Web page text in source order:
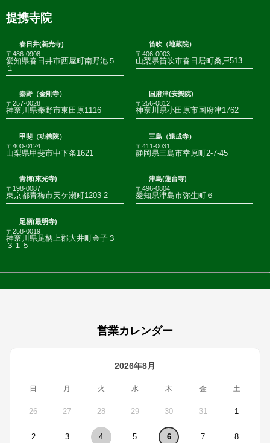
提携寺院
春日井(新光寺)
〒486-0908
愛知県春日井市西屋町南野池５
１
笛吹（地蔵院）
〒406-0003
山梨県笛吹市春日居町桑戸513
秦野（金剛寺）
〒257-0028
神奈川県秦野市東田原1116
国府津(安樂院)
〒256-0812
神奈川県小田原市国府津1762
甲斐（功徳院）
〒400-0124
山梨県甲斐市中下条1621
三島（遠成寺）
〒411-0031
静岡県三島市幸原町2-7-45
青梅(東光寺)
〒198-0087
東京都青梅市天ケ瀬町1203-2
津島(蓮台寺)
〒496-0804
愛知県津島市弥生町６
足柄(最明寺)
〒258-0019
神奈川県足柄上郡大井町金子３
３１５
営業カレンダー
2026年8月
日 月 火 水 木 金 土
26 27 28 29 30 31 1
2 3 4 5 6 7 8